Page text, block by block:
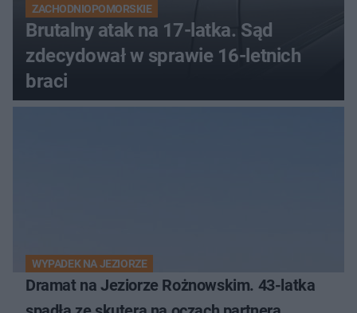
ZACHODNIOPOMORSKIE
Brutalny atak na 17-latka. Sąd
zdecydował w sprawie 16-letnich
braci
WYPADEK NA JEZIORZE
Dramat na Jeziorze Rożnowskim. 43-latka